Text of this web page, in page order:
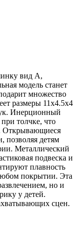
вид А,
модель станет
множество
размеры 11х4.5х4
Инерционный
толчке, что
Открывающиеся
позволяя детям
Металлический
подвеска и
плавность
покрытии. Эта
но и
у детей.
сцен.